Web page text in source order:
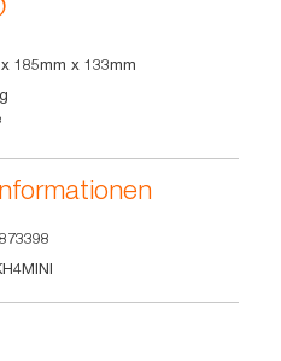
185mm x 133mm